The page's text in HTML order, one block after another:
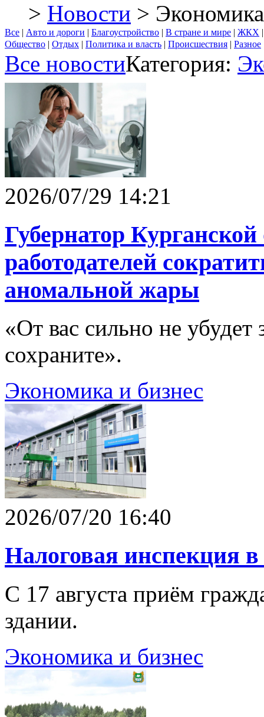
> Новости >
Все | Авто и дороги | Благоустройство | В стране и мире | ЖКХ
Общество | Отдых | Политика и власть | Происшествия | Разное
Все новостиКатегория:
2026/07/29 14:21
Губернатор
работодателей
аномальной жары
«От вас сильно не убудет
сохраните».
Экономика и бизнес
2026/07/20 16:40
Налоговая инспекция
C 17 августа приём
здании.
Экономика и бизнес